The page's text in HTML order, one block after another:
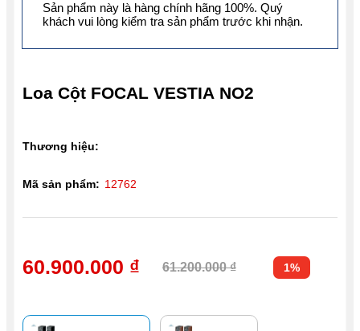
Loa Cột FOCAL VESTIA NO2
60.900.000 ₫ 61.200.000 ₫ 1%
Thương hiệu:
Mã sản phẩm: 12762
Sản phẩm này là hàng chính hãng 100%. Quý
khách vui lòng kiểm tra sản phẩm trước khi nhận.